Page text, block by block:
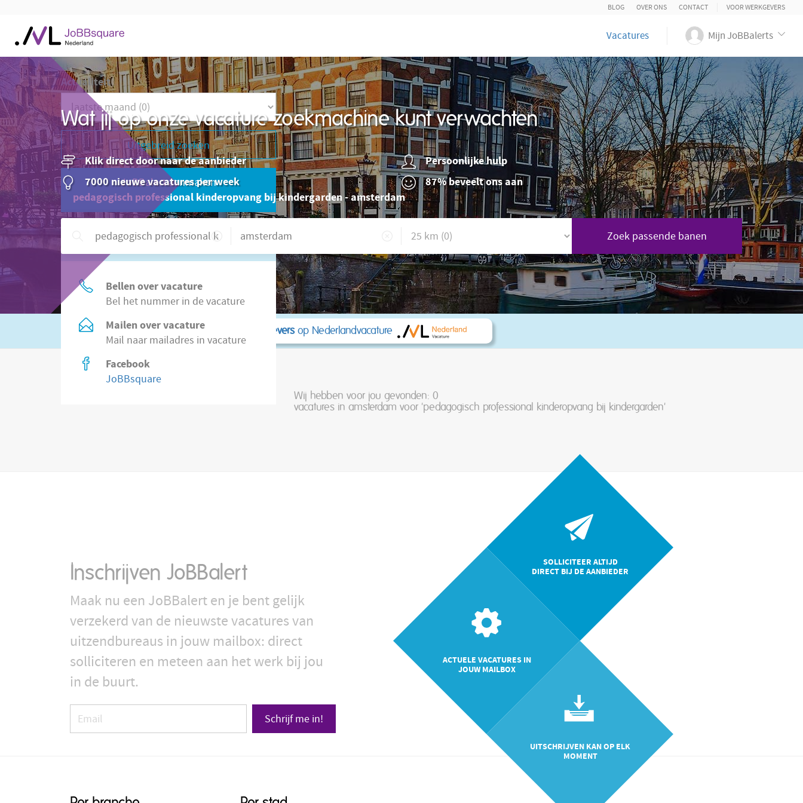
BLOG OVER ONS CONTACT VOOR WERKGEVERS
Vacatures Mijn JoBBalerts
Wat jij op onze vacature zoekmachine kunt verwachten
Klik direct door naar de aanbieder
Persoonlijke hulp
7000 nieuwe vacatures per week
87% beveelt ons aan
Zoek passende banen
Of zoek in8.500 vacatures direct bij werkgeversop Nederlandvacature
Actualiteit
Uitgebreid zoeken
JoBBalert aanmaken
pedagogisch professional kinderopvang bij kindergarden - amsterdam
Hulp nodig?
Bellen over vacature
Bel het nummer in de vacature
Mailen over vacature
Mail naar mailadres in vacature
Facebook
JoBBsquare
Wij hebben voor jou gevonden: 0
vacatures in amsterdam voor 'pedagogisch professional kinderopvang bij kindergarden'
Inschrijven JoBBalert
Maak nu een JoBBalert en je bent gelijk
verzekerd van de nieuwste vacatures van
uitzendbureaus in jouw mailbox: direct
solliciteren en meteen aan het werk bij jou
in de buurt.
SOLLICITEER ALTIJD
DIRECT BIJ DE AANBIEDER
ACTUELE VACATURES IN
JOUW MAILBOX
UITSCHRIJVEN KAN OP ELK
MOMENT
Schrijf me in!